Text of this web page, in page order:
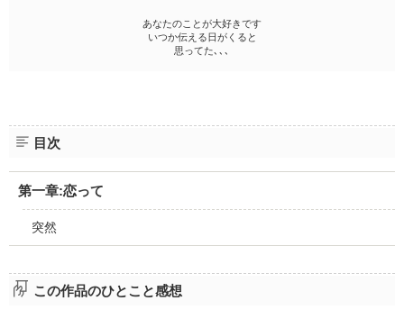
あなたのことが大好きです
いつか伝える日がくると
思ってた､､､
目次
第一章:恋って
突然
この作品のひとこと感想